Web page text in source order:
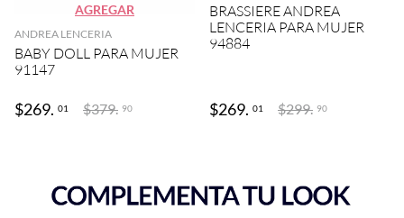
AGREGAR
ANDREA LENCERIA
BABY DOLL PARA MUJER
91147
$269. 01 $379. 90
BRASSIERE ANDREA
LENCERIA PARA MUJER
94884
$269. 01 $299. 90